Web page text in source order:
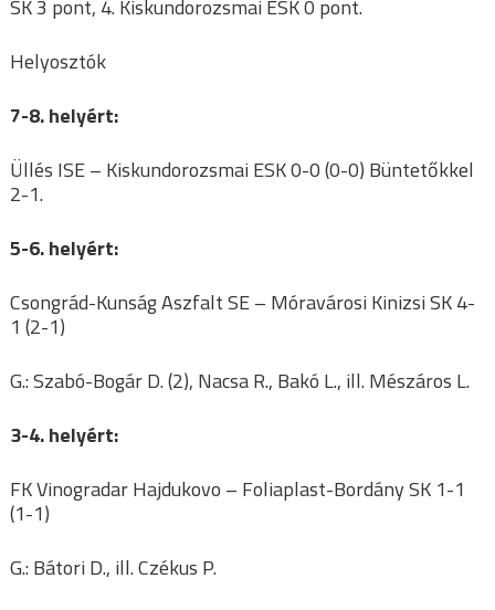
SK 3 pont, 4. Kiskundorozsmai ESK 0 pont.
Helyosztók
7-8. helyért:
Üllés ISE – Kiskundorozsmai ESK 0-0 (0-0) Büntetőkkel
2-1.
5-6. helyért:
Csongrád-Kunság Aszfalt SE – Móravárosi Kinizsi SK 4-
1 (2-1)
G.: Szabó-Bogár D. (2), Nacsa R., Bakó L., ill. Mészáros L.
3-4. helyért:
FK Vinogradar Hajdukovo – Foliaplast-Bordány SK 1-1
(1-1)
G.: Bátori D., ill. Czékus P.